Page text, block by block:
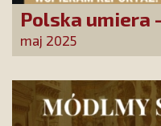
Polska umiera
jutra
maj 2025